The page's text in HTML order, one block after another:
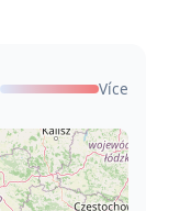
Více